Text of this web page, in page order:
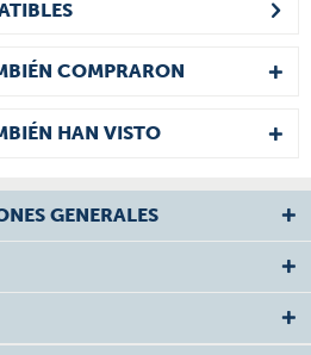
COMPRARON
HAN VISTO
GENERALES